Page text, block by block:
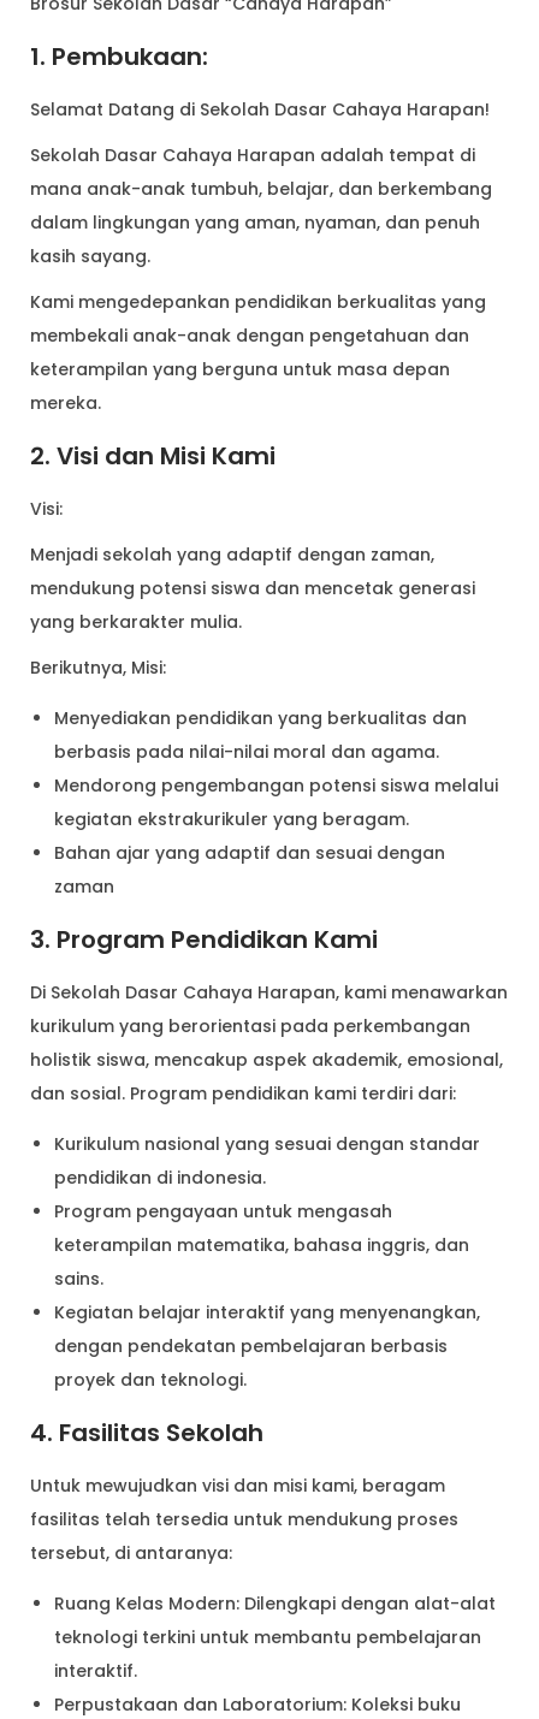
1. Pembukaan:
Selamat Datang di Sekolah Dasar Cahaya Harapan!
Sekolah Dasar Cahaya Harapan adalah tempat di
mana anak-anak tumbuh, belajar, dan berkembang
dalam lingkungan yang aman, nyaman, dan penuh
kasih sayang.
Kami mengedepankan pendidikan berkualitas yang
membekali anak-anak dengan pengetahuan dan
keterampilan yang berguna untuk masa depan
mereka.
2. Visi dan Misi Kami
Visi:
Menjadi sekolah yang adaptif dengan zaman,
mendukung potensi siswa dan mencetak generasi
yang berkarakter mulia.
Berikutnya, Misi:
Menyediakan pendidikan yang berkualitas dan
berbasis pada nilai-nilai moral dan agama.
Mendorong pengembangan potensi siswa melalui
kegiatan ekstrakurikuler yang beragam.
Bahan ajar yang adaptif dan sesuai dengan
zaman
3. Program Pendidikan Kami
Di Sekolah Dasar Cahaya Harapan, kami menawarkan
kurikulum yang berorientasi pada perkembangan
holistik siswa, mencakup aspek akademik, emosional,
dan sosial. Program pendidikan kami terdiri dari:
Kurikulum nasional yang sesuai dengan standar
pendidikan di indonesia.
Program pengayaan untuk mengasah
keterampilan matematika, bahasa inggris, dan
sains.
Kegiatan belajar interaktif yang menyenangkan,
dengan pendekatan pembelajaran berbasis
proyek dan teknologi.
4. Fasilitas Sekolah
Untuk mewujudkan visi dan misi kami, beragam
fasilitas telah tersedia untuk mendukung proses
tersebut, di antaranya:
Ruang Kelas Modern: Dilengkapi dengan alat-alat
teknologi terkini untuk membantu pembelajaran
interaktif.
Perpustakaan dan Laboratorium: Koleksi buku